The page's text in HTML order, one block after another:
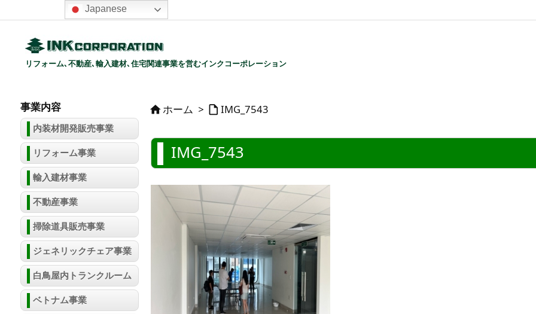
リフォーム､不動産､輸入建材､住宅関連事業を営むインクコーポレーション
ホーム >  IMG_7543
IMG_7543
事業内容
内装材開発販売事業
リフォーム事業
輸入建材事業
不動産事業
掃除道具販売事業
ジェネリックチェア事業
白鳥屋内トランクルーム
ベトナム事業
Japanese